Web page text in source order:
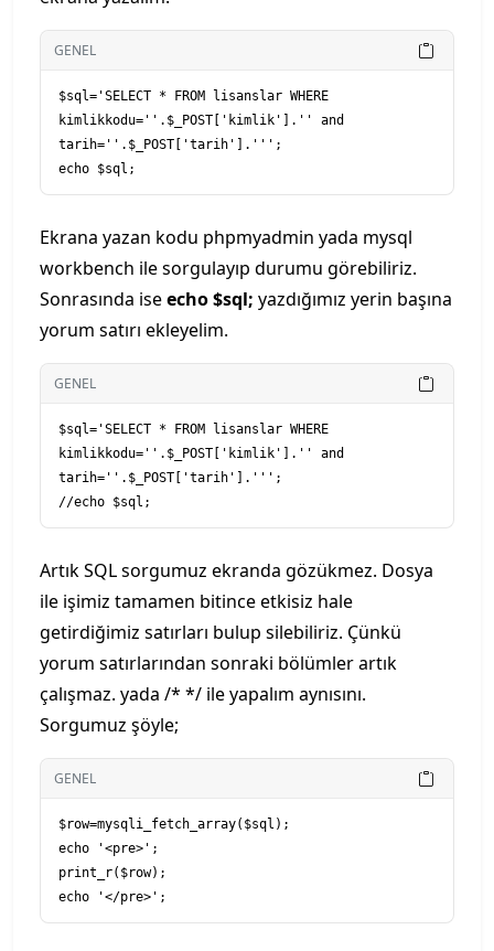
GENEL
$sql='SELECT * FROM lisanslar WHERE
kimlikkodu=''.$_POST['kimlik'].'' and
tarih=''.$_POST['tarih'].''';
Ekrana yazan kodu phpmyadmin yada mysql
workbench ile sorgulayıp durumu görebiliriz.
Sonrasında iseecho $sql; yazdığımız yerin başına
yorum satırı ekleyelim.
GENEL
$sql='SELECT * FROM lisanslar WHERE
kimlikkodu=''.$_POST['kimlik'].'' and
tarih=''.$_POST['tarih'].''';
Artık SQL sorgumuz ekranda gözükmez. Dosya
ile işimiz tamamen bitince etkisiz hale
getirdiğimiz satırları bulup silebiliriz. Çünkü
yorum satırlarından sonraki bölümler artık
çalışmaz. yada /* */ ile yapalım aynısını.
Sorgumuz şöyle;
GENEL
$row=mysqli_fetch_array($sql);
echo '<pre>';
print_r($row);